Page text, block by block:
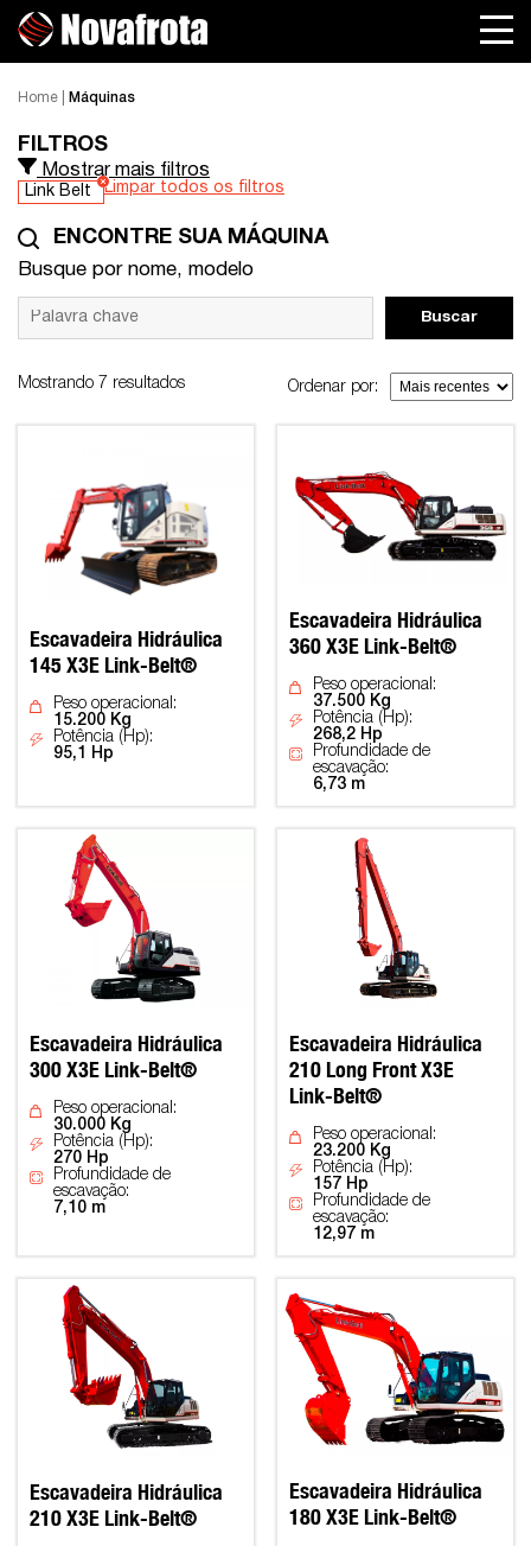
Home Máquinas
FILTROS
Mostrar mais filtros
Link Belt Limpar todos os filtros
ENCONTRE SUA MÁQUINA
Busque por nome, modelo
Buscar
Mostrando 7 resultados Ordenar por:
Escavadeira Hidráulica
145 X3E Link-Belt®
Peso operacional:
15.200 Kg
Potência (Hp):
95,1 Hp
Escavadeira Hidráulica
360 X3E Link-Belt®
Peso operacional:
37.500 Kg
Potência (Hp):
268,2 Hp
Profundidade de
escavação:
6,73 m
Escavadeira Hidráulica
300 X3E Link-Belt®
Peso operacional:
30.000 Kg
Potência (Hp):
270 Hp
Profundidade de
escavação:
7,10 m
Escavadeira Hidráulica
210 Long Front X3E
Link-Belt®
Peso operacional:
23.200 Kg
Potência (Hp):
157 Hp
Profundidade de
escavação:
12,97 m
Escavadeira Hidráulica
210 X3E Link-Belt®
Escavadeira Hidráulica
180 X3E Link-Belt®